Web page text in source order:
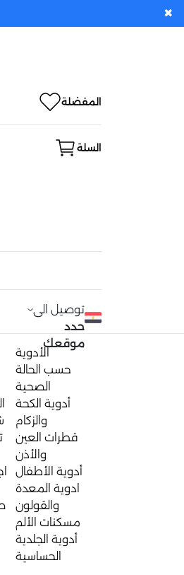
المفضلة
السلة
توصيل الى
حدد
موقعك
الأدوية
حسب الحالة
الصحية
أدوية الكحة
والزكام
قطرات العين
والأذن
أدوية الأطفال
ادوية المعدة
والقولون
مسكنات الألم
أدوية الجلدية
الحساسية
✖